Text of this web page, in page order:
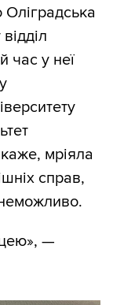
Оліградська
час у неї
мріяла
справ,
—